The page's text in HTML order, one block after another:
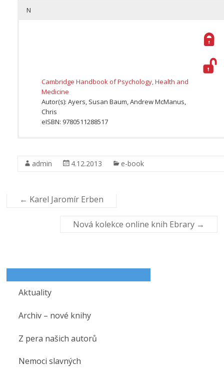
N
Cambridge Handbook of Psychology, Health and
Medicine
Autor(s): Ayers, Susan Baum, Andrew McManus,
Chris
eISBN: 9780511288517
Medicine
admin 4.12.2013 e-book
← Karel Jaromír Erben
Nová kolekce online knih Ebrary →
Aktuality
Archiv – nové knihy
Z pera našich autorů
Nemoci slavných